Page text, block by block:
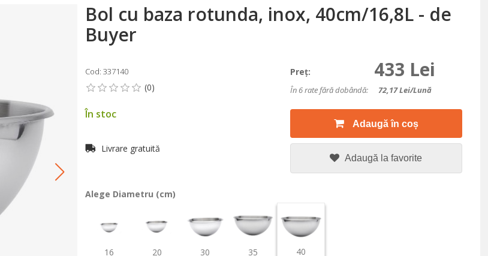
Bol cu baza rotunda, inox, 40cm/16,8L - de
Buyer
Cod: 337140
În stoc
Livrare gratuită
Preţ: 433 Lei
În 6 rate fără dobândă: 72,17Lei/lună
Adaugă în coș
Adaugă la favorite
Alege Diametru (cm)
16 20 30 35 40